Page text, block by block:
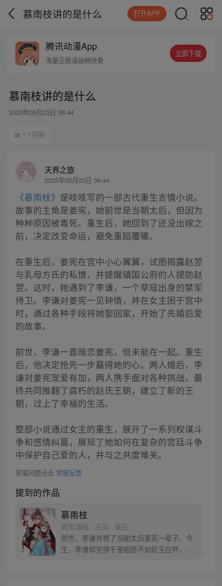
慕南枝讲的是什么 打开APP
腾讯动漫App
海量正版漫画畅快看
立即下载
慕南枝讲的是什么
2025年05月23日 06:44
1个回答
天界之旅
2025年05月23日 06:44
《慕南枝》 是吱吱写的一部古代重生言情小说。
故事的主角是姜宪，她前世是当朝太后，但因为
种种原因被毒死。重生后，她回到了还没出嫁之
前，决定改变命运，避免重蹈覆辙。
在重生后，姜宪在宫中小心翼翼，试图揭露赵翌
与乳母方氏的私情，并提醒镇国公府的人提防赵
翌。这时，她遇到了李谦，一个草寇出身的禁军
侍卫。李谦对姜宪一见钟情，并在女主困于宫中
时，通过各种手段将她娶回家，开始了先婚后爱
的故事。
前世，李谦一直暗恋姜宪，但未能在一起。重生
后，他决定抢先一步赢得她的心。两人婚后，李
谦对姜宪宠爱有加，两人携手面对各种挑战，最
终共同推翻了腐朽的赵氏王朝，建立了新的王
朝，过上了幸福的生活。
整部小说通过女主的重生，展开了一系列权谋斗
争和感情纠葛，展现了她如何在复杂的宫廷斗争
中保护自己爱的人，并与之共度难关。
答案问题点击 举报反馈
提到的作品
慕南枝
阅文漫画 · 古风 · 重生
前世，李谦肖想了当朝太后姜宪一辈子。今
生，李谦却觉得千里相思不如软玉在怀，把